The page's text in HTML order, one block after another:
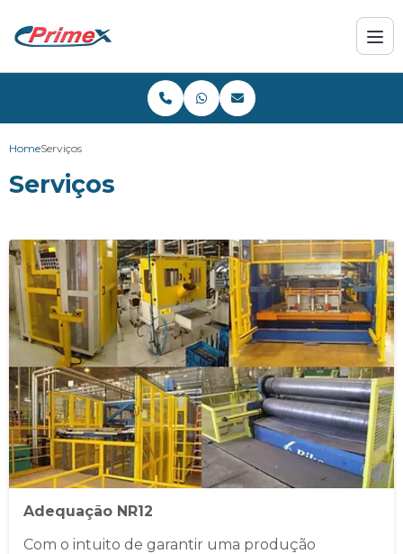
HomeServiços
Serviços
Adequação NR12
Com o intuito de garantir uma produção